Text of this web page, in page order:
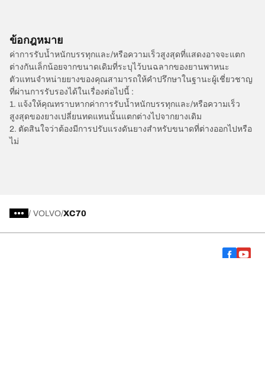
ข้อกฎหมาย
ค่าการรับน้ำหนักบรรทุกและ/หรือความเร็วสูงสุดที่แสดงอาจจะแตก
ต่างกันเล็กน้อยจากขนาดเดิมที่ระบุไว้บนฉลากของยานพาหนะ
ตัวแทนจำหน่ายยางของคุณสามารถให้คำปรึกษาในฐานะผู้เชี่ยวชาญ
ที่ผ่านการรับรองได้ในเรื่องต่อไปนี้ :
1. แจ้งให้คุณทราบหากค่าการรับน้ำหนักบรรทุกและ/หรือความเร็ว
สูงสุดของยางเปลี่ยนทดแทนนั้นแตกต่างไปจากยางเดิม
2. ตัดสินใจว่าต้องมีการปรับแรงดันยางสำหรับขนาดที่ต่างออกไปหรือ
ไม่
/ VOLVO XC70